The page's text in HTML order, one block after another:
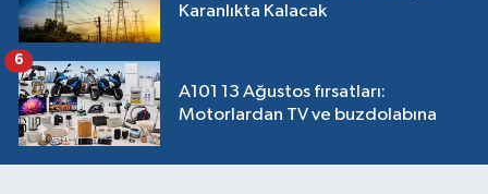
Karanlıkta Kalacak
A101 13 Ağustos fırsatları:
Motorlardan TV ve buzdolabına
6